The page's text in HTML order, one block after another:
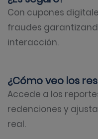
Con cupones
fraudes
interacción.
¿Cómo veo los
Accede a los
redenciones y
real.